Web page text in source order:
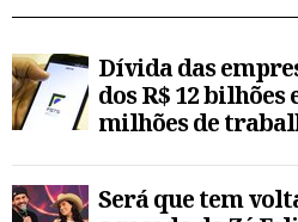
Dívida das
dos R$ 12 bilhões
milhões de
Será que tem